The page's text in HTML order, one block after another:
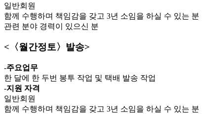
일반회원
함께 수행하며 책임감을 갖고 3년 소임을 하실 수 있는 분
관련 분야 경력이 있으신 분
<〈월간정토〉발송>
-주요업무
한 달에 한 두번 봉투 작업 및 택배 발송 작업
-지원 자격
일반회원
함께 수행하며 책임감을 갖고 3년 소임을 하실 수 있는 분